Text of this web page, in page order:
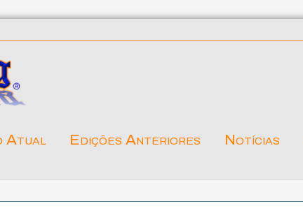
Atual Edições Anteriores Notícias